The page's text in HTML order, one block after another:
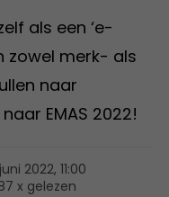
als een ‘e-
zowel merk- als
naar
EMAS 2022!
2022, 11:00
x gelezen